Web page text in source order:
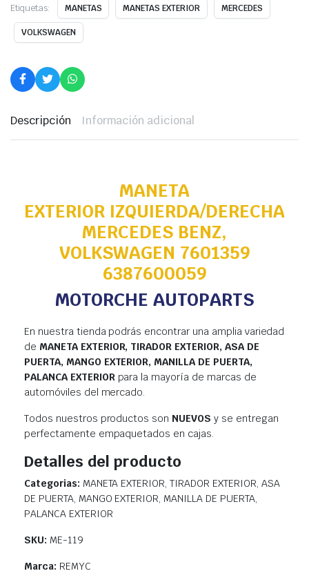
Etiquetas: MANETAS MANETAS EXTERIOR MERCEDES
VOLKSWAGEN
Descripción Información adicional
MANETA
EXTERIOR IZQUIERDA/DERECHA
MERCEDES BENZ,
VOLKSWAGEN 7601359
6387600059
MOTORCHE AUTOPARTS
En nuestra tienda podrás encontrar una amplia variedad
de MANETA EXTERIOR, TIRADOR EXTERIOR, ASA DE
PUERTA, MANGO EXTERIOR, MANILLA DE PUERTA,
PALANCA EXTERIORpara la mayoría de marcas de
automóviles del mercado.
Todos nuestros productos son NUEVOS y se entregan
perfectamente empaquetados en cajas.
Detalles del producto
Categorias: MANETA EXTERIOR, TIRADOR EXTERIOR, ASA
DE PUERTA, MANGO EXTERIOR, MANILLA DE PUERTA,
PALANCA EXTERIOR
SKU: ME-119
Marca: REMYC